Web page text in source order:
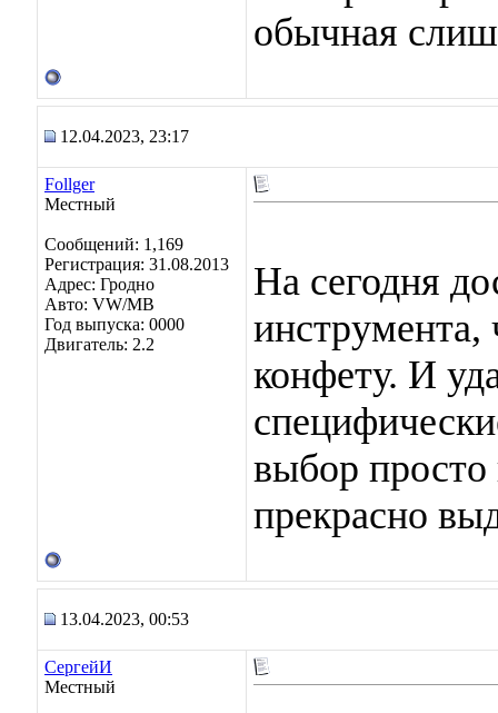
обычная
12.04.2023, 23:17
Follger
Местный
Сообщений: 1,169
Регистрация: 31.08.2013
Адрес: Гродно
Авто: VW/MB
Год выпуска: 0000
Двигатель: 2.2
На сегодня
инструмента,
конфету. И
выбор просто
прекрасно
13.04.2023, 00:53
СергейИ
Местный